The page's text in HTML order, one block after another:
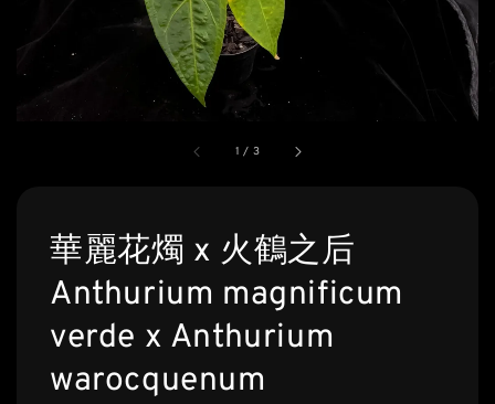
1 / 3
華麗花燭 x 火鶴之后
Anthurium magnificum
verde x Anthurium
warocquenum